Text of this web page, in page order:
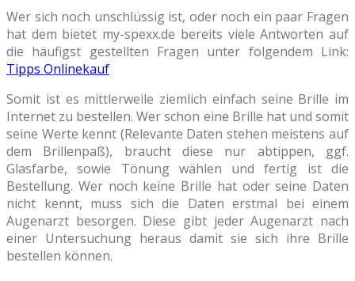
Wer sich noch unschlüssig ist, oder noch ein paar Fragen
hat dem bietet my-spexx.de bereits viele Antworten auf
die häufigst gestellten Fragen unter folgendem Link:
Tipps Onlinekauf
Somit ist es mittlerweile ziemlich einfach seine Brille im
Internet zu bestellen. Wer schon eine Brille hat und somit
seine Werte kennt (Relevante Daten stehen meistens auf
dem Brillenpaß), braucht diese nur abtippen, ggf.
Glasfarbe, sowie Tönung wählen und fertig ist die
Bestellung. Wer noch keine Brille hat oder seine Daten
nicht kennt, muss sich die Daten erstmal bei einem
Augenarzt besorgen. Diese gibt jeder Augenarzt nach
einer Untersuchung heraus damit sie sich ihre Brille
bestellen können.